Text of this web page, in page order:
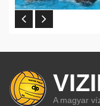
A magyar